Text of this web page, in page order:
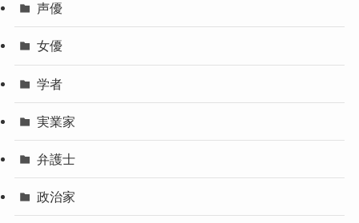
声優
女優
学者
実業家
弁護士
政治家